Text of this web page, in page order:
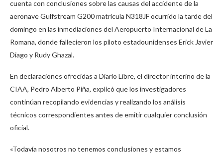
cuenta con conclusiones sobre las causas del accidente de la
aeronave Gulfstream G200 matrícula N318JF ocurrido la tarde del
domingo en las inmediaciones del Aeropuerto Internacional de La
Romana, donde fallecieron los piloto estadounidenses Erick Javier
Diago y Rudy Ghazal.
En declaraciones ofrecidas a Diario Libre, el director interino de la
CIAA, Pedro Alberto Piña, explicó que los investigadores
continúan recopilando evidencias y realizando los análisis
técnicos correspondientes antes de emitir cualquier conclusión
oficial.
«Todavía nosotros no tenemos conclusiones y estamos